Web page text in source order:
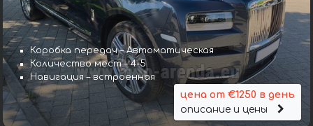
Коробка передач – Автоматическая
Количество мест – 4-5
Навигация – встроенная
цена от €1250 в день
описание и цены